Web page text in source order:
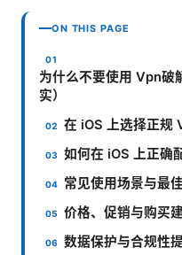
ON THIS PAGE
为什么不要使用 Vpn破
实）
在 iOS 上选择正规
如何在 iOS 上正确
常见使用场景与最
价格、促销与购买
数据保护与合规性